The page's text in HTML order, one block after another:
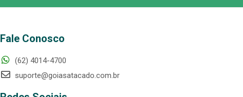
Fale Conosco
(62) 4014-4700
suporte@goiasatacado.com.br